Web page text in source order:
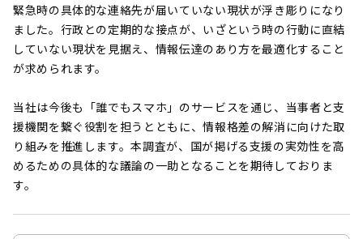
緊急時の具体的な連絡先が届いていない現状が浮き彫りになり
ました。行政との定期的な接点が、いざという時の行動に直結
していない現状を見据え、情報伝達のあり方を最適化すること
が求められます。
当社は今後も「誰でもスマホ」のサービスを通じ、当事者と支
援機関を繋ぐ役割を担うとともに、情報格差の解消に向けた取
り組みを推進します。本調査が、国が掲げる支援の実効性を高
めるための具体的な議論の一助となることを期待しておりま
す。